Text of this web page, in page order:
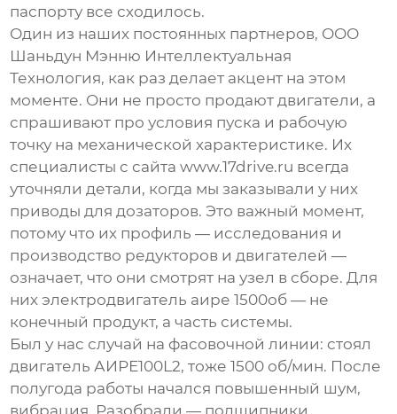
паспорту все сходилось.
Один из наших постоянных партнеров, ООО
Шаньдун Мэнню Интеллектуальная
Технология, как раз делает акцент на этом
моменте. Они не просто продают двигатели, а
спрашивают про условия пуска и рабочую
точку на механической характеристике. Их
специалисты с сайтаwww.17drive.ru всегда
уточняли детали, когда мы заказывали у них
приводы для дозаторов. Это важный момент,
потому что их профиль — исследования и
производство редукторов и двигателей —
означает, что они смотрят на узел в сборе. Для
нихэлектродвигатель аире 1500об — не
конечный продукт, а часть системы.
Был у нас случай на фасовочной линии: стоял
двигатель АИРЕ100L2, тоже 1500 об/мин. После
полугода работы начался повышенный шум,